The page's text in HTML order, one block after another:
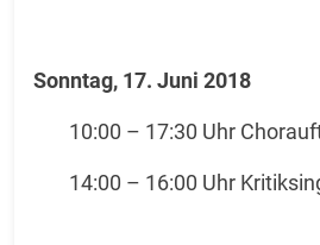
Sonntag, 17. Juni 2018
10:00 – 17:30 Uhr
14:00 – 16:00 Uhr